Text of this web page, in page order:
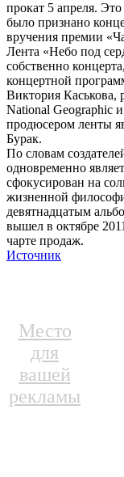
прокат 5 апреля.
было признано
вручения премии
Лента «Небо под
собственно
концертной
Виктория Каськова,
National Geographic
продюсером ленты
Бурак.
По словам
одновременно
сфокусирован на
жизненной
девятнадцатым
вышел в октябре
чарте продаж.
Источник
Место
для
вашей
рекламы